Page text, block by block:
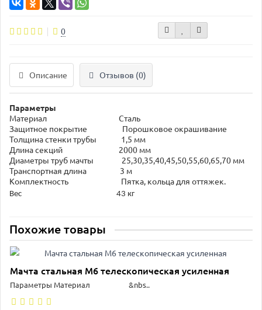
0
Описание Отзывов (0)
Параметры
Материал Сталь
Защитное покрытие Порошковое окрашивание
Толщина стенки трубы 1,5 мм
Длина секций 2000 мм
Диаметры труб мачты 25,30,35,40,45,50,55,60,65,70 мм
Транспортная длина 3 м
Комплектность Пятка, кольца для оттяжек.
Вес 43 кг
Похожие товары
Мачта стальная М6 телескопическая усиленная
Параметры Материал &nbs..